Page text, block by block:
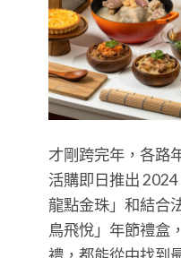
才剛跨完年，各路
活購即日推出
龍點金珠」和結合
鳥飛悅」年節禮盒